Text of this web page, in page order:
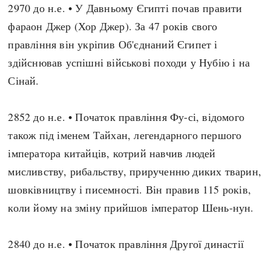
Культура і мистецтво
Людина і суспільство
Наука, освіта і техніка
Спорт
Чудеса світу
Регіони
Азія
Хронологія
Античні часи
Пізнє Середньовіччя
Нова історія
Новітня історія
Наш час
Індекси
Популярні статті
2970 до н.е. • У Давньому Єгипті почав правити
фараон Джер (Хор Джер). За 47 років свого
правління він укріпив Об'єднаний Єгипет і
здійснював успішні військові походи у Нубію і на
Сінай.
2852 до н.е. • Початок правління Фу-сі, відомого
також під іменем Тайхан, легендарного першого
імператора китайців, котрий навчив людей
мисливству, рибальству, прирученню диких тварин,
шовківництву і писемності. Він правив 115 років,
коли йому на зміну прийшов імператор Шень-нун.
2840 до н.е. • Початок правління Другої династії